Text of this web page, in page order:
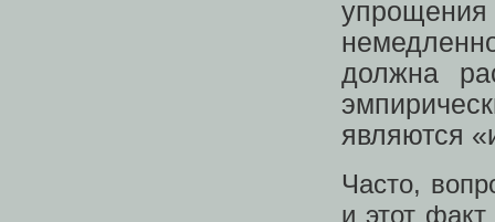
должна
являются
Часто,
и этот